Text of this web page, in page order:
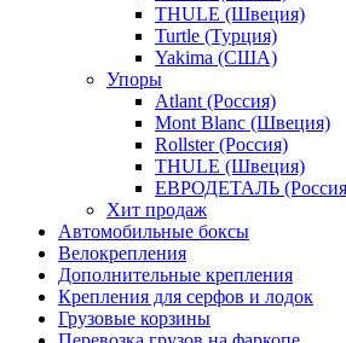
THULE (Швеция)
Turtle (Турция)
Yakima (США)
Упоры
Atlant (Россия)
Mont Blanc (Швеция)
Rollster (Россия)
THULE (Швеция)
ЕВРОДЕТАЛЬ
Хит продаж
Автомобильные боксы
Велокрепления
Дополнительные крепления
Крепления для серфов и лодок
Грузовые корзины